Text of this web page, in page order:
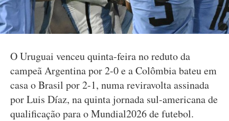
O Uruguai venceu quinta-feira no reduto da
campeã Argentina por 2-0 e a Colômbia bateu em
casa o Brasil por 2-1, numa reviravolta assinada
por Luis Díaz, na quinta jornada sul-americana de
qualificação para o Mundial2026 de futebol.